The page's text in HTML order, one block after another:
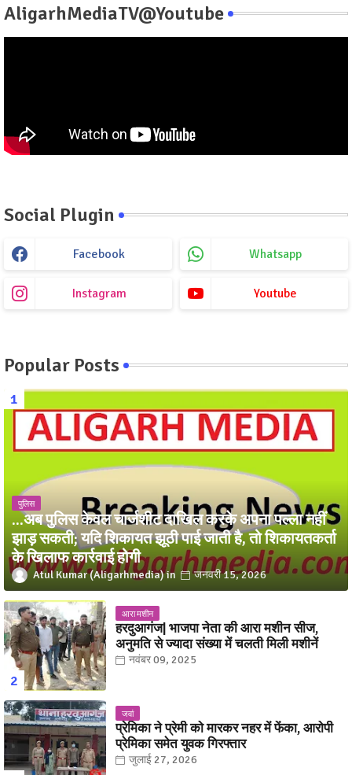
AligarhMediaTV@Youtube
Social Plugin
Facebook Whatsapp
Instagram Youtube
Popular Posts
पुलिस
...अब पुलिस केवल चार्जशीट दाखिल करके अपना पल्ला नहीं
झाड़ सकती; यदि शिकायत झूठी पाई जाती है, तो शिकायतकर्ता
के खिलाफ कार्रवाई होगी
Atul Kumar (Aligarhmedia) जनवरी 15, 2026
आरा मशीन
हरदुआगंज| भाजपा नेता की आरा मशीन सीज,
अनुमति से ज्यादा संख्या में चलती मिली मशीनें
नवंबर 09, 2025
जवां
प्रेमिका ने प्रेमी को मारकर नहर में फेंका, आरोपी
प्रेमिका समेत युवक गिरफ्तार
जुलाई 27, 2026